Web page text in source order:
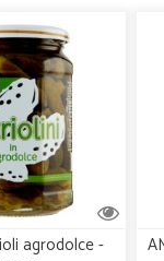
agrodolce -